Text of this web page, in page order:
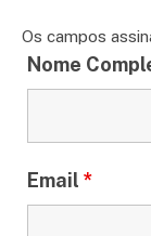
Os campos
Nome
Email *